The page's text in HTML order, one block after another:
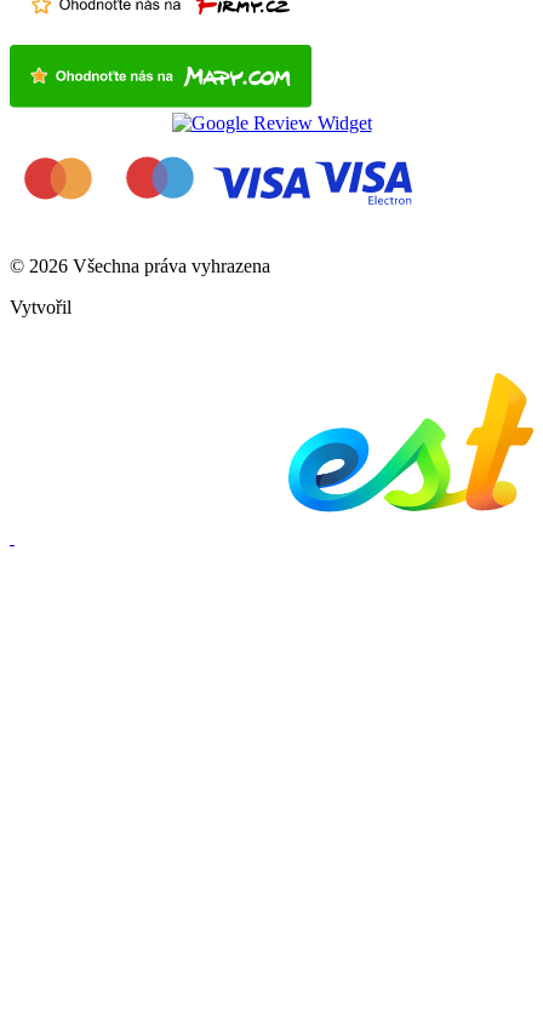
© 2026 Všechna práva vyhrazena
Vytvořil